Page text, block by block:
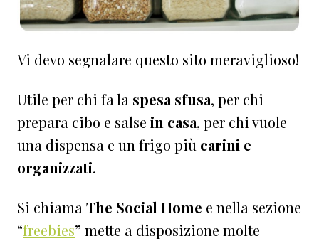
Vi devo segnalare questo sito meraviglioso!
Utile per chi fa la spesa sfusa, per chi
prepara cibo e salse in casa, per chi vuole
una dispensa e un frigo più carini e
organizzati.
Si chiama The Social Home e nella sezione
“freebies” mette a disposizione molte